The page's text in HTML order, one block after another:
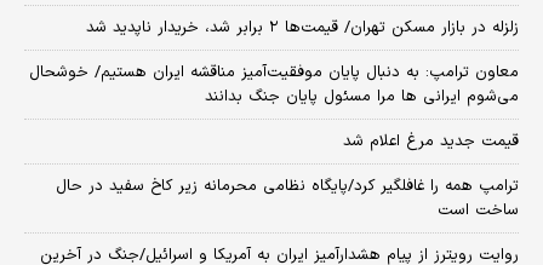
زلزله در بازار مسکن تهران/ قیمت‌ها ۲ برابر شد، خریدار ناپدید شد
معاون ترامپ: به دنبال پایان موفقیت‌آمیز مناقشه ایران هستیم/ خوشحال
می‌شوم ایرانی ها مرا مسئول پایان جنگ بدانند
قیمت جدید مرغ اعلام شد
ترامپ همه را غافلگیر کرد/پایگاه نظامی محرمانه زیر کاخ سفید در حال
ساخت است
روایت رویترز از پیام هشدارآمیز ایران به آمریکا و اسرائیل/جنگ در آخرین